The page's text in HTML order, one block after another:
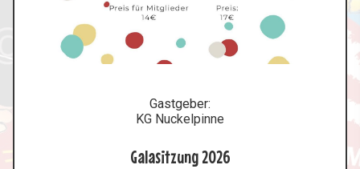
Gastgeber:
KG Nuckelpinne
Galasitzung 2026